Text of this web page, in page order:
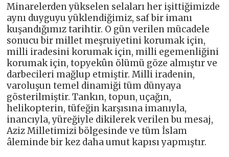
Minarelerden yükselen selaları her işittiğimizde
aynı duyguyu yüklendiğimiz, saf bir imanı
kuşandığımız tarihtir. O gün verilen mücadele
sonucu bir millet meşruiyetini korumak için,
milli iradesini korumak için, milli egemenliğini
korumak için, topyekûn ölümü göze almıştır ve
darbecileri mağlup etmiştir. Milli iradenin,
varoluşun temel dinamiği tüm dünyaya
gösterilmiştir. Tankın, topun, uçağın,
helikopterin, tüfeğin karşısına imanıyla,
inancıyla, yüreğiyle dikilerek verilen bu mesaj,
Aziz Milletimizi bölgesinde ve tüm İslam
âleminde bir kez daha umut kapısı yapmıştır.